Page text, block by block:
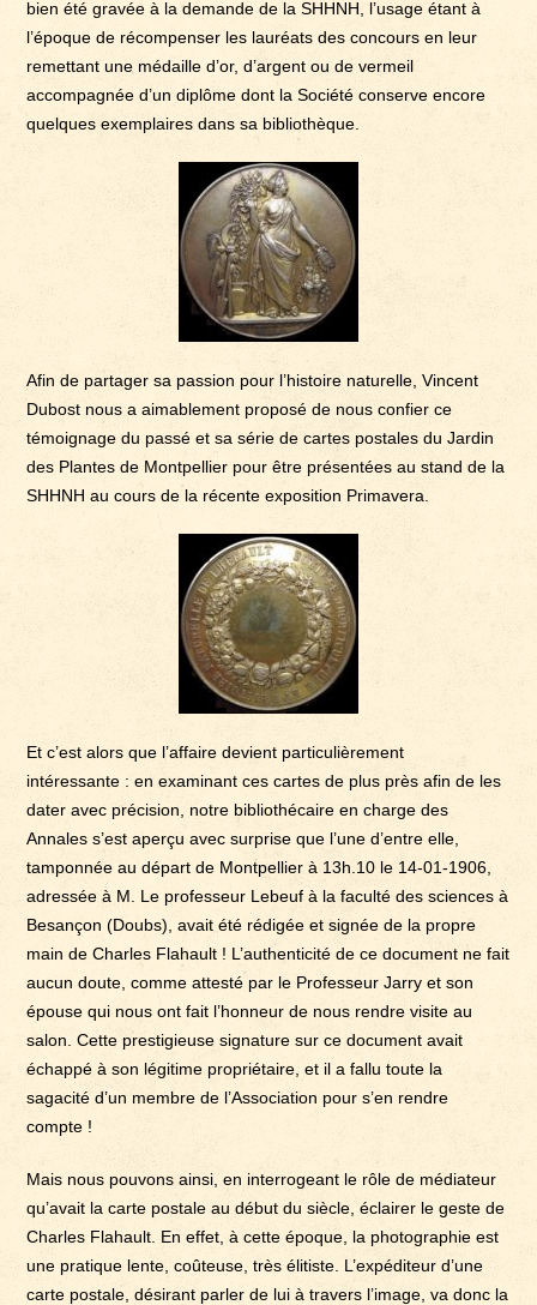
bien été gravée à la demande de la SHHNH, l’usage étant à
l’époque de récompenser les lauréats des concours en leur
remettant une médaille d’or, d’argent ou de vermeil
accompagnée d’un diplôme dont la Société conserve encore
quelques exemplaires dans sa bibliothèque.
Afin de partager sa passion pour l’histoire naturelle, Vincent
Dubost nous a aimablement proposé de nous confier ce
témoignage du passé et sa série de cartes postales du Jardin
des Plantes de Montpellier pour être présentées au stand de la
SHHNH au cours de la récente exposition Primavera.
Et c’est alors que l’affaire devient particulièrement
intéressante : en examinant ces cartes de plus près afin de les
dater avec précision, notre bibliothécaire en charge des
Annales s’est aperçu avec surprise que l’une d’entre elle,
tamponnée au départ de Montpellier à 13h.10 le 14-01-1906,
adressée à M. Le professeur Lebeuf à la faculté des sciences à
Besançon (Doubs), avait été rédigée et signée de la propre
main de Charles Flahault ! L’authenticité de ce document ne fait
aucun doute, comme attesté par le Professeur Jarry et son
épouse qui nous ont fait l’honneur de nous rendre visite au
salon. Cette prestigieuse signature sur ce document avait
échappé à son légitime propriétaire, et il a fallu toute la
sagacité d’un membre de l’Association pour s’en rendre
compte !
Mais nous pouvons ainsi, en interrogeant le rôle de médiateur
qu’avait la carte postale au début du siècle, éclairer le geste de
Charles Flahault. En effet, à cette époque, la photographie est
une pratique lente, coûteuse, très élitiste. L’expéditeur d’une
carte postale, désirant parler de lui à travers l’image, va donc la